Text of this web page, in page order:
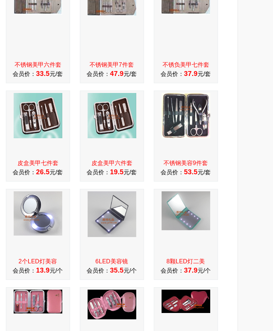
不锈钢美甲六件套
会员价： 33.5元/套
不锈钢美甲7件套
会员价： 47.9元/套
不锈负美甲七件套
会员价： 37.9元/套
皮盒美甲七件套
会员价： 26.5元/套
皮盒美甲六件套
会员价： 19.5元/套
不锈钢美容9件套
会员价： 53.5元/套
2个LED灯美容
会员价： 13.9元/个
6LED美容镜
会员价： 35.5元/个
8颗LED灯二美
会员价： 37.9元/个